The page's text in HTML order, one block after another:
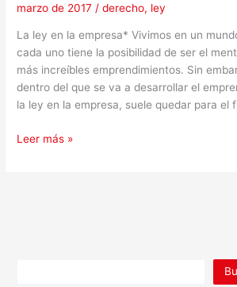
marzo de 2017 /derecho, ley
La ley en la empresa* Vivimos en un
cada uno tiene la posibilidad de ser el
más increíbles emprendimientos. Sin
dentro del que se va a desarrollar el
la ley en la empresa, suele quedar para el
la
Leer más »